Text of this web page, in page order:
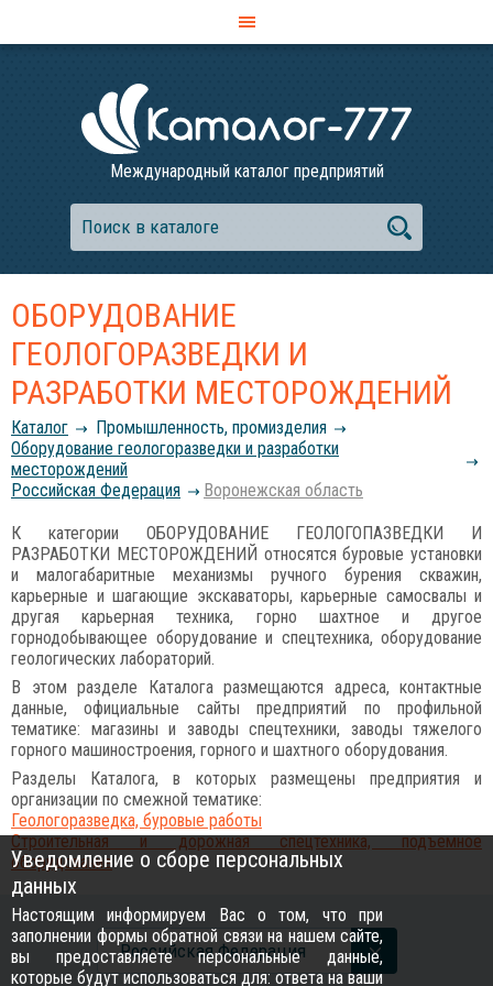
Международный каталог предприятий
ОБОРУДОВАНИЕ
ГЕОЛОГОРАЗВЕДКИ И
РАЗРАБОТКИ МЕСТОРОЖДЕНИЙ
Каталог
Промышленность, промизделия
Оборудование геологоразведки и разработки
месторождений
Российcкая Федерация
Воронежская область
К категории ОБОРУДОВАНИЕ ГЕОЛОГОПАЗВЕДКИ И
РАЗРАБОТКИ МЕСТОРОЖДЕНИЙ относятся буровые установки
и малогабаритные механизмы ручного бурения скважин,
карьерные и шагающие экскаваторы, карьерные самосвалы и
другая карьерная техника, горно шахтное и другое
горнодобывающее оборудование и спецтехника, оборудование
геологических лабораторий.
В этом разделе Каталога размещаются адреса, контактные
данные, официальные сайты предприятий по профильной
тематике: магазины и заводы спецтехники, заводы тяжелого
горного машиностроения, горного и шахтного оборудования.
Разделы Каталога, в которых размещены предприятия и
организации по смежной тематике:
Геологоразведка, буровые работы
Строительная и дорожная спецтехника, подъемное
оборудование
Российcкая Федерация
Уведомление о сборе персональных
данных
Настоящим информируем Вас о том, что при
заполнении формы обратной связи на нашем сайте,
вы предоставляете персональные данные,
которые будут использоваться для: ответа на ваши